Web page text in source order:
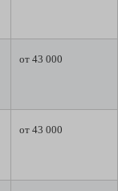
от 43 000
от 43 000